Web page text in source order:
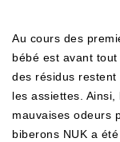
Au cours des
bébé est avant
des résidus
les assiettes.
mauvaises odeurs
biberons NUK a